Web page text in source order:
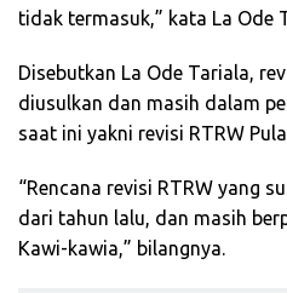
tidak termasuk,” kata La Ode
Disebutkan La Ode Tariala,
diusulkan dan masih dalam
saat ini yakni revisi RTRW
“Rencana revisi RTRW yang
dari tahun lalu, dan masih
Kawi-kawia,” bilangnya.